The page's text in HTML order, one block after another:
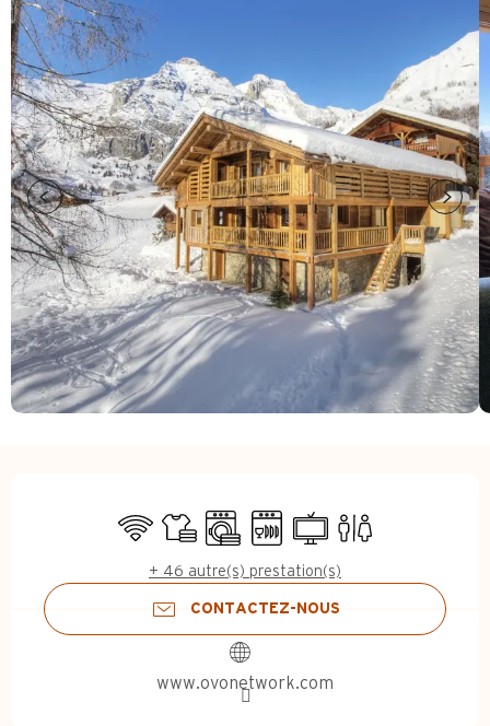
Ouverture et coordonnées
WiFi Draps et linge
Lave lingeLave vaisselle
TélévisionToilettes
+ 46 autre(s) prestation(s)
CONTACTEZ-NOUS
www.ovonetwork.com